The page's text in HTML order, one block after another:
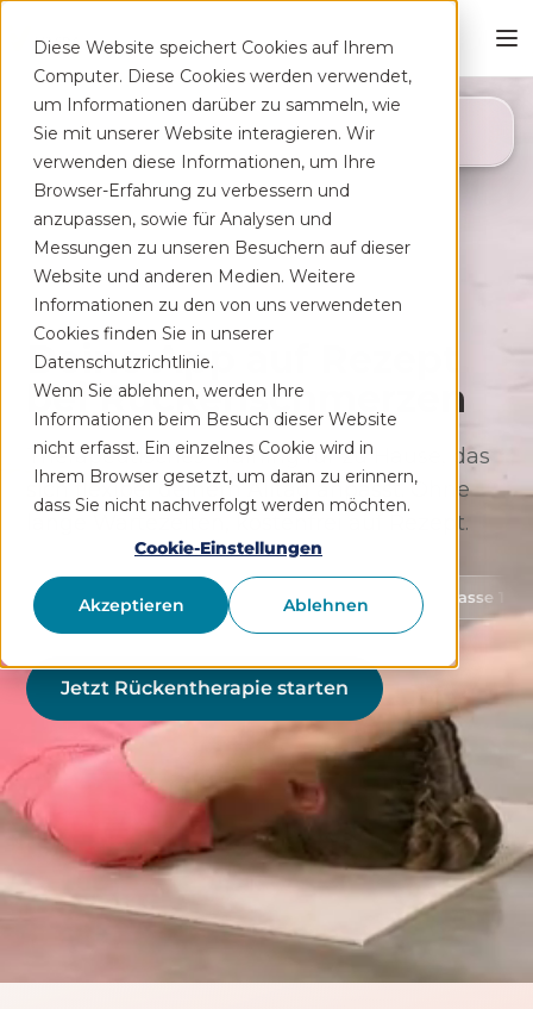
Diese Website speichert Cookies auf Ihrem
Computer. Diese Cookies werden verwendet,
um Informationen darüber zu sammeln, wie
Sie mit unserer Website interagieren. Wir
verwenden diese Informationen, um Ihre
Browser-Erfahrung zu verbessern und
anzupassen, sowie für Analysen und
Messungen zu unseren Besuchern auf dieser
Website und anderen Medien. Weitere
Informationen zu den von uns verwendeten
Cookies finden Sie in unserer
Datenschutzrichtlinie.
Wenn Sie ablehnen, werden Ihre
Informationen beim Besuch dieser Website
nicht erfasst. Ein einzelnes Cookie wird in
Ihrem Browser gesetzt, um daran zu erinnern,
dass Sie nicht nachverfolgt werden möchten.
Cookie-Einstellungen
Akzeptieren Ablehnen
Deine App auf Rezept
bei Rücken­schmerzen
Therapeutisches Training für zu Hause, das
sich flexibel deinem Alltag anpasst. Ohne
lange Wartezeiten, kostenfrei auf Rezept.
Gesundheitsdaten Medizinprodukt Klasse 1 (gemäß
Jetzt Rückentherapie starten